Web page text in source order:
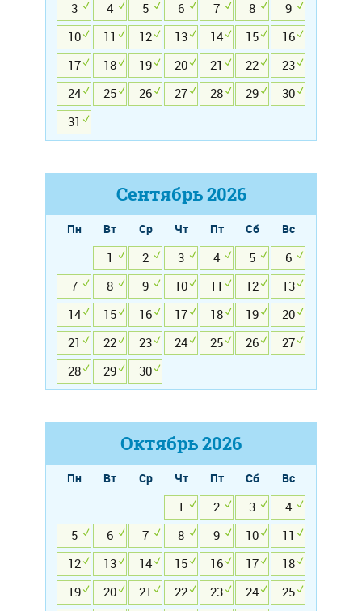
3
4 5 6 7 8
9
10
11 12 13 14 15
16
17
18 19 20 21 22
23
24
25 26 27 28 29
30
31
Сентябрь2026
Пн Вт Ср Чт Пт Сб
Вс
1
2 3 4 5
6
7
8 9 10 11 12
13
14
15 16 17 18 19
20
21
22 23 24 25 26
27
28
29 30
Октябрь2026
Пн Вт Ср Чт Пт Сб
Вс
1
2 3
4
5
6 7 8 9 10
11
12
13 14 15 16 17
18
19
20 21 22 23 24
25